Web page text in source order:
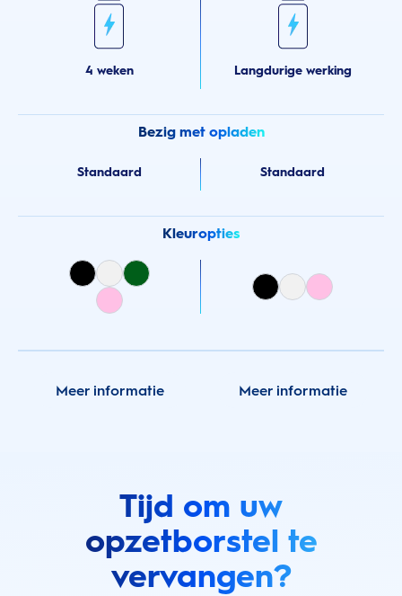
4 weken Langdurige werking
Bezig met opladen
Standaard Standaard
Kleuropties
Meer informatie Meer informatie
Tijd om uw
opzetborstel te
vervangen?